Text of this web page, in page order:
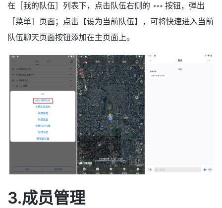
在［我的队伍］列表下，点击队伍右侧的
按钮，弹出
［菜单］页面；点击【设为当前队伍】，可将快速进入当前
队伍聊天页面按钮添加在主页面上。
3.成员管理